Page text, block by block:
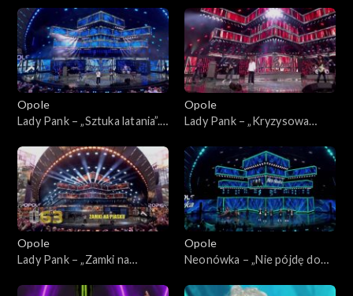
lecia zespołu Lady Pank
Jubileusz 45-lecia zespołu
Lady Pank
Opole
Lady Pank – „Sztuka latania”.
zespołu Lady Pank
Opole
Lady Pank – „Kryzysowa
Jubileusz 45-lecia zespołu
Lady Pank
Opole
Lady Pank – „Zamki na
45-lecia zespołu Lady Pank
Opole
Neonówka – „Nie pójdę do
kabaretu Neo-Nówka